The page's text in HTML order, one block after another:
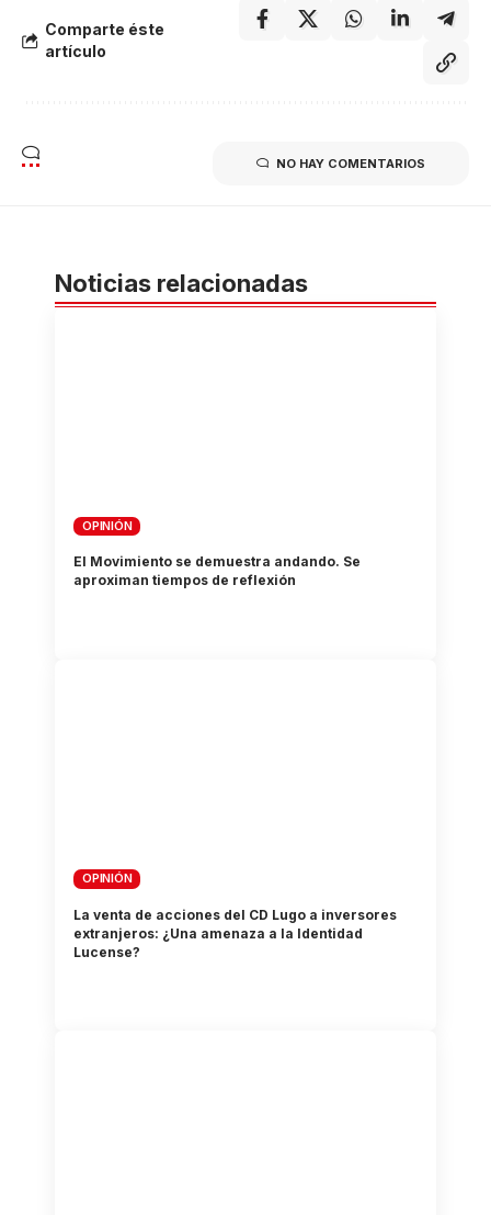
Comparte éste
artículo
NO HAY COMENTARIOS
Noticias relacionadas
OPINIÓN
El Movimiento se demuestra andando. Se
aproximan tiempos de reflexión
OPINIÓN
La venta de acciones del CD Lugo a inversores
extranjeros: ¿Una amenaza a la Identidad
Lucense?